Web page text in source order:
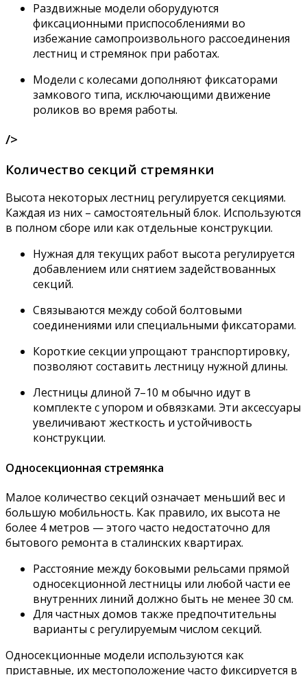
Раздвижные модели оборудуются
фиксационными приспособлениями во
избежание самопроизвольного рассоединения
лестниц и стремянок при работах.
Модели с колесами дополняют фиксаторами
замкового типа, исключающими движение
роликов во время работы.
/>
Количество секций стремянки
Высота некоторых лестниц регулируется секциями.
Каждая из них – самостоятельный блок. Используются
в полном сборе или как отдельные конструкции.
Нужная для текущих работ высота регулируется
добавлением или снятием задействованных
секций.
Связываются между собой болтовыми
соединениями или специальными фиксаторами.
Короткие секции упрощают транспортировку,
позволяют составить лестницу нужной длины.
Лестницы длиной 7–10 м обычно идут в
комплекте с упором и обвязками. Эти аксессуары
увеличивают жесткость и устойчивость
конструкции.
Односекционная стремянка
Малое количество секций означает меньший вес и
большую мобильность. Как правило, их высота не
более 4 метров — этого часто недостаточно для
бытового ремонта в сталинских квартирах.
Расстояние между боковыми рельсами прямой
односекционной лестницы или любой части ее
внутренних линий должно быть не менее 30 см.
Для частных домов также предпочтительны
варианты с регулируемым числом секций.
Односекционные модели используются как
приставные, их местоположение часто фиксируется в